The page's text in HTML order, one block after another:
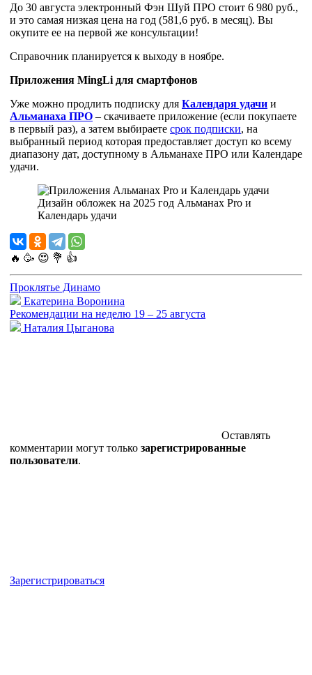
До 30 августа электронный Фэн Шуй ПРО стоит 6 980 руб.,
и это самая низкая цена на год (581,6 руб. в месяц). Вы
окупите ее на первой же консультации!
Справочник планируется к выходу в ноябре.
Приложения MingLi для смартфонов
Уже можно продлить подписку для Календаря удачи и
Альманаха ПРО – скачиваете приложение (если покупаете
в первый раз), а затем выбираете срок подписки, на
выбранный период которая предоставляет доступ ко всему
диапазону дат, доступному в Альманахе ПРО или Календаре
удачи.
Дизайн обложек на 2025 год Альманах Pro и
Календарь удачи
🔥 🥳 😍 💐 👍
Проклятье Динамо
Екатерина Воронина
Рекомендации на неделю 19 – 25 августа
Наталия Цыганова
Оставлять
комментарии могут только зарегистрированные
пользователи.
Зарегистрироваться